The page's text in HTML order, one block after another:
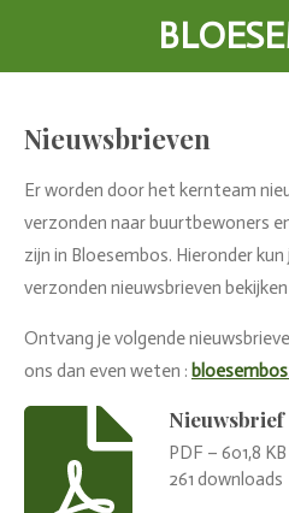
Nieuwsbrieven
Er worden door het kernteam
verzonden naar buurtbewoners
zijn in Bloesembos. Hieronder
verzonden nieuwsbrieven
Ontvang je volgende
ons dan even weten :
Nieuwsbrief
PDF – 601,8 KB
261 downloads